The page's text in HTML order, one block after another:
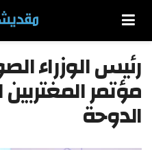
رئيس الوزراء
مؤتمر
الدوحة